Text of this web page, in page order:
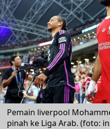
Pemain liverpool
pinah ke Liga Arab. (foto: